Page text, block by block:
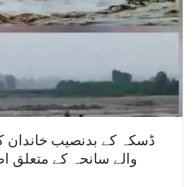
ڈسکہ کے بدنصیب خاندان
والے سانحہ کے متعلق